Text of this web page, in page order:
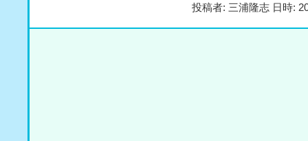
投稿者: 三浦隆志 日時: